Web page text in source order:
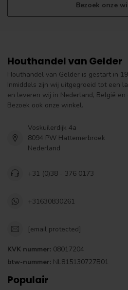
Bezoek onze
Houthandel van Gelder
Houthandel van Gelder is gestart in
Inmiddels zijn wij uitgegroeid tot een
en leveren wij in Nederland, België
Bezoek ook onze winkel.
Voskuilerdijk 4a
8094 PW Hattemerbroek
Nederland
+31 (0)38 - 376 0173
+31630830261
[email protected]
KVK nummer: 08017204
btw-nummer: NL815130727B01
Populair